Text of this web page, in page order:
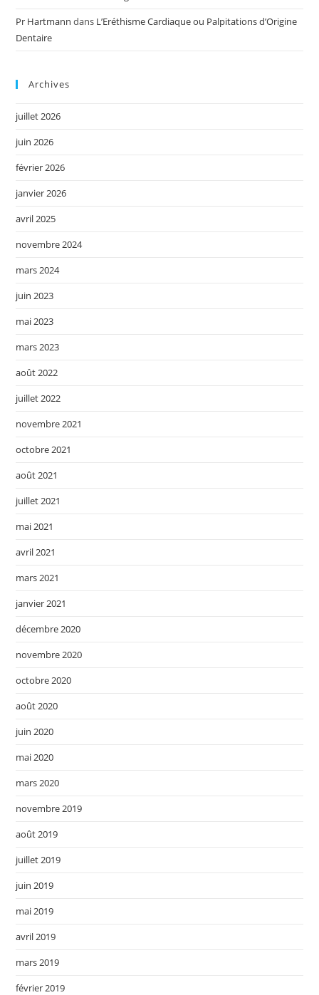
Pr Hartmann dans L’Eréthisme Cardiaque ou Palpitations d’Origine
Dentaire
Archives
juillet 2026
juin 2026
février 2026
janvier 2026
avril 2025
novembre 2024
mars 2024
juin 2023
mai 2023
mars 2023
août 2022
juillet 2022
novembre 2021
octobre 2021
août 2021
juillet 2021
mai 2021
avril 2021
mars 2021
janvier 2021
décembre 2020
novembre 2020
octobre 2020
août 2020
juin 2020
mai 2020
mars 2020
novembre 2019
août 2019
juillet 2019
juin 2019
mai 2019
avril 2019
mars 2019
février 2019